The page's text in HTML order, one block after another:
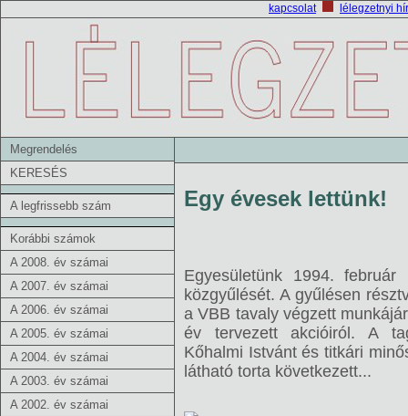
kapcsolat lélegzetnyi
Megrendelés
KERESÉS
A legfrissebb szám
Korábbi számok
A 2008. év számai
A 2007. év számai
A 2006. év számai
A 2005. év számai
A 2004. év számai
A 2003. év számai
A 2002. év számai
Egy évesek lettünk!
Egyesületünk 1994.
közgyűlését. A gyűlésen
a VBB tavaly végzett
év tervezett akcióiról. A
Kőhalmi Istvánt és titkári
látható torta következett...